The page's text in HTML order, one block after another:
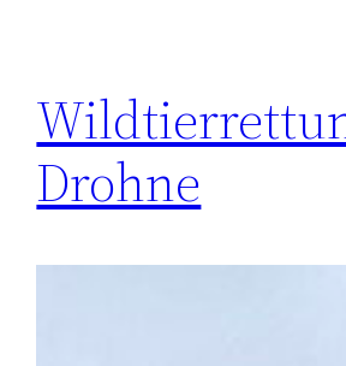
Drohne